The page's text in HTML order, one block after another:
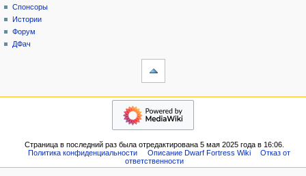
а
ц
кода
история
Спонсоры
Истории
Форум
ДФач
навигация
правки
Случайная
страница
Страница в последний раз была отредактирована 5 мая 2025 года в 16:06.
Политика конфиденциальности
Описание Dwarf Fortress Wiki
Отказ от
ответственности